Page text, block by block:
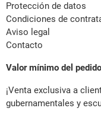
Protección de datos
Condiciones de
Aviso legal
Contacto
Valor mínimo del
¡Venta exclusiva a
gubernamentales y